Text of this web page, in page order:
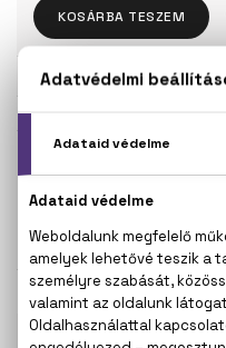
KOSÁRBA TESZEM
Törzsvásárlóknak csak: